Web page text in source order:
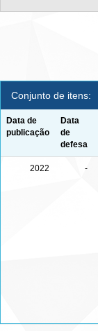
Conjunto de itens:
Data de
publicação
Data
de
defesa
2022 -